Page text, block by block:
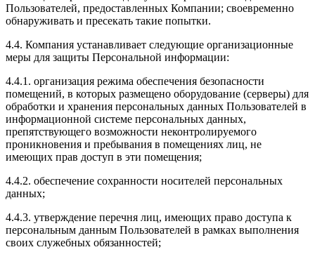
Пользователей, предоставленных Компании; своевременно
обнаруживать и пресекать такие попытки.
4.4. Компания устанавливает следующие организационные
меры для защиты Персональной информации:
4.4.1. организация режима обеспечения безопасности
помещений, в которых размещено оборудование (серверы) для
обработки и хранения персональных данных Пользователей в
информационной системе персональных данных,
препятствующего возможности неконтролируемого
проникновения и пребывания в помещениях лиц, не
имеющих прав доступ в эти помещения;
4.4.2. обеспечение сохранности носителей персональных
данных;
4.4.3. утверждение перечня лиц, имеющих право доступа к
персональным данным Пользователей в рамках выполнения
своих служебных обязанностей;